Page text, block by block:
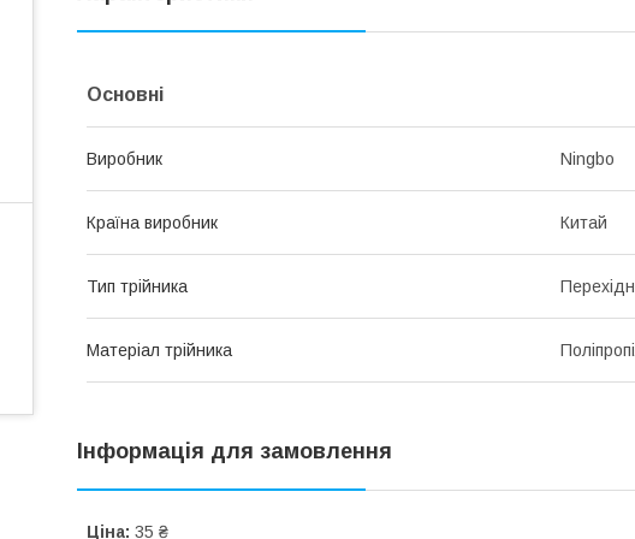
Основні
Виробник Ningbo
Країна виробник Китай
Тип трійника
Матеріал трійника
Інформація для замовлення
Ціна: 35 ₴